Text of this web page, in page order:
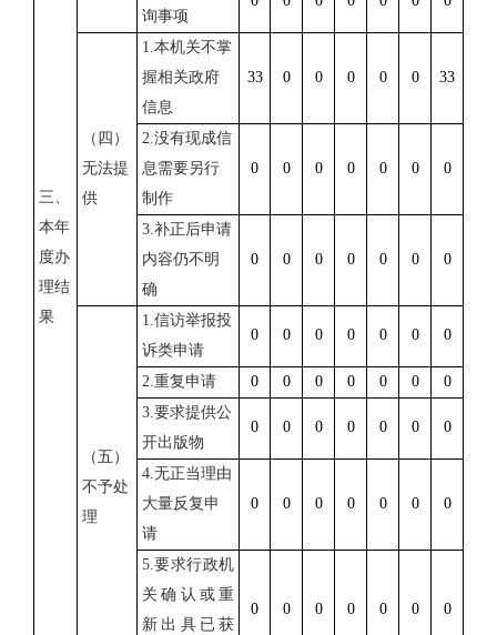
三、
本年
度办
理结
果
询事项
（四）
无法提
供
1.本机关不掌
握相关政府
信息
33 0 0 0 0 0 33
2.没有现成信
息需要另行
制作
0 0 0 0 0 0 0
3.补正后申请
内容仍不明
确
0 0 0 0 0 0 0
（五）
不予处
理
1.信访举报投
诉类申请
0 0 0 0 0 0 0
2.重复申请 0 0 0 0 0 0
0
3.要求提供公
开出版物
0 0 0 0 0 0 0
4.无正当理由
大量反复申
请
0 0 0 0 0 0 0
5.要求行政机
关确认或重
新出具已获
0 0 0 0 0 0 0